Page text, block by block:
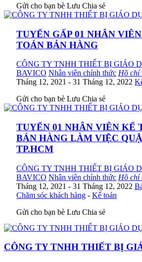
Gửi cho bạn bè Lưu Chia sẻ
TUYỂN GẤP 01 NHÂN
TOÁN BÁN HÀNG
CÔNG TY TNHH THIẾT BỊ GIÁO
BAVICO Nhân viên chính thức Hồ chí
Tháng 12, 2021 - 31 Tháng 12, 2022
Gửi cho bạn bè Lưu Chia sẻ
TUYỂN 01 NHÂN VIÊN KẾ
BÁN HÀNG LÀM VIỆC
TP.HCM
CÔNG TY TNHH THIẾT BỊ GIÁO
BAVICO Nhân viên chính thức Hồ chí
Tháng 12, 2021 - 31 Tháng 12, 2022
Chăm sóc khách hàng - Kế toán
Gửi cho bạn bè Lưu Chia sẻ
CÔNG TY TNHH THIẾT BỊ